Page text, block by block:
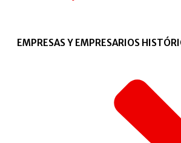
EMPRESAS Y EMPRESARIOS